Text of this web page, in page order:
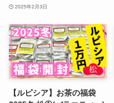
2025年2月3日
【ルピシア】お茶の福袋